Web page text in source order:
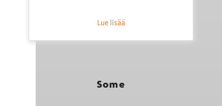
parempia päätöksiä tiedon avulla.
Lue lisää
Some